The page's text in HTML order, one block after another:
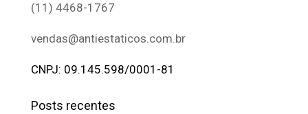
(11) 4468-1767
vendas@antiestaticos.com.br
CNPJ: 09.145.598/0001-81
Posts recentes